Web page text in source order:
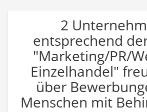
2
entsprechend
"Marketing/PR/
Einzelhandel"
über
Menschen mit